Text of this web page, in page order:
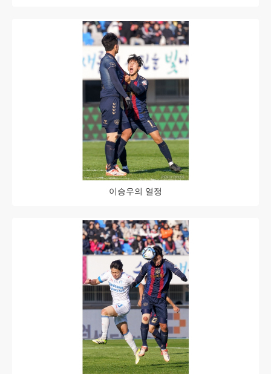
이승우의 열정